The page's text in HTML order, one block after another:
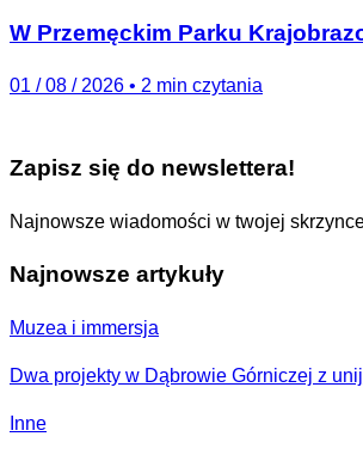
W Przemęckim Parku
01 / 08 / 2026 • 2 min czytania
Zapisz się do newslettera!
Najnowsze wiadomości w twojej
Najnowsze artykuły
Muzea i immersja
Dwa projekty w Dąbrowie Górniczej z
Inne